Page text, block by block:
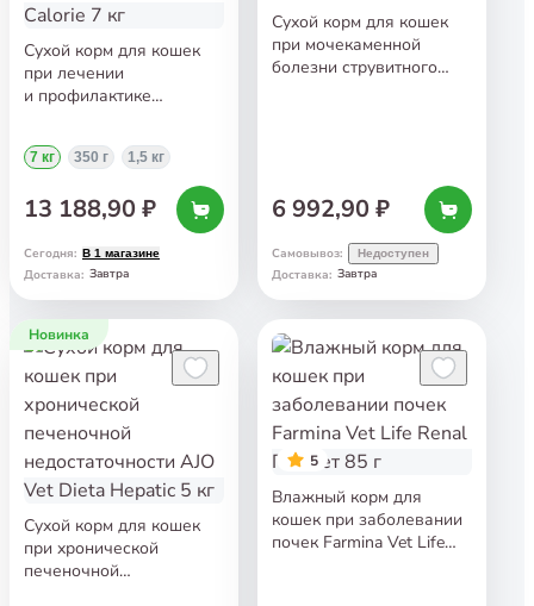
Сухой корм для кошек
при лечении
и профилактике
Royal Canin Urinary S/O
Moderate Calorie 7 кг
7 кг 350 г 1,5 кг
13 188,90 ₽
Сегодня: В 1 магазине
Доставка: Завтра
Сухой корм для кошек
при мочекаменной
болезни струвитного
6 992,90 ₽
Самовывоз: Недоступен
Доставка: Завтра
Новинка
Сухой корм для кошек
при хронической
печеночной
5
Влажный корм для
кошек при заболевании
почек Farmina Vet Life